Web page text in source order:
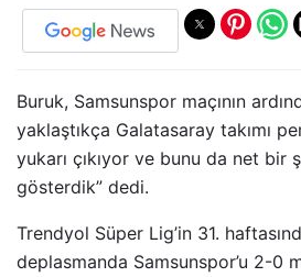
Buruk, Samsunspor maçının
yaklaştıkça Galatasaray takımı
yukarı çıkıyor ve bunu da net bir
gösterdik” dedi.
Trendyol Süper Lig’in 31.
deplasmanda Samsunspor’u 2-0